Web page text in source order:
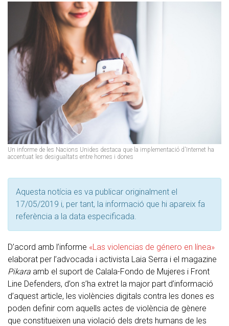
Un informe de les Nacions Unides destaca que la implementació d'Internet ha
accentuat les desigualtats entre homes i dones
Aquesta notícia es va publicar originalment el
17/05/2019 i, per tant, la informació que hi apareix fa
referència a la data especificada.
D’acord amb l’informe «Las violencias de género en línea»
elaborat per l’advocada i activista Laia Serra i el magazine
Pikara amb el suport de Calala-Fondo de Mujeres i Front
Line Defenders, d’on s’ha extret la major part d’informació
d’aquest article, les violències digitals contra les dones es
poden definir com aquells actes de violència de gènere
que constitueixen una violació dels drets humans de les